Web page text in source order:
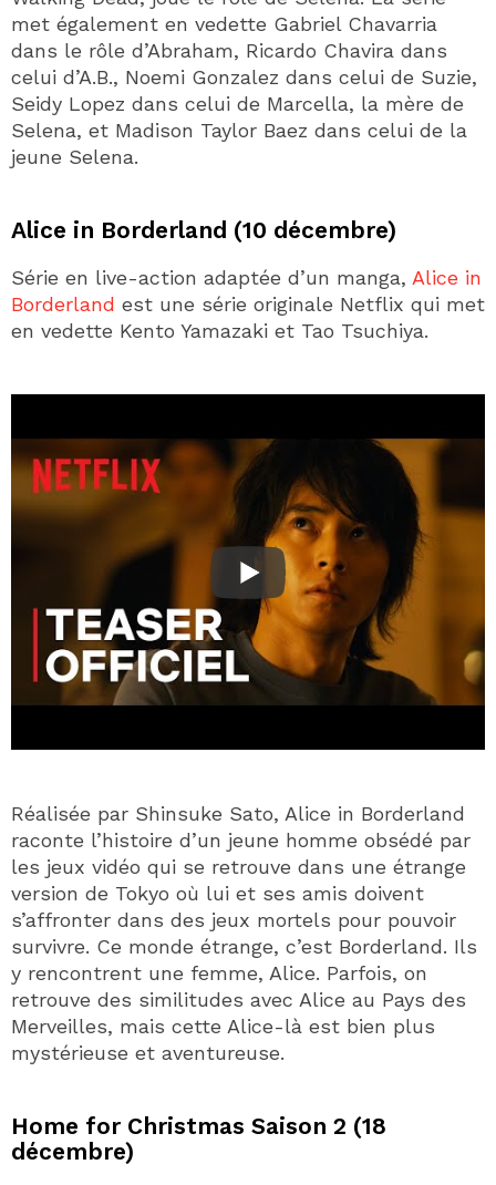
met également en vedette Gabriel Chavarria
dans le rôle d’Abraham, Ricardo Chavira dans
celui d’A.B., Noemi Gonzalez dans celui de Suzie,
Seidy Lopez dans celui de Marcella, la mère de
Selena, et Madison Taylor Baez dans celui de la
jeune Selena.
Alice in Borderland (10 décembre)
Série en live-action adaptée d’un manga, Alice in
Borderland est une série originale Netflix qui met
en vedette Kento Yamazaki et Tao Tsuchiya.
Réalisée par Shinsuke Sato, Alice in Borderland
raconte l’histoire d’un jeune homme obsédé par
les jeux vidéo qui se retrouve dans une étrange
version de Tokyo où lui et ses amis doivent
s’affronter dans des jeux mortels pour pouvoir
survivre. Ce monde étrange, c’est Borderland. Ils
y rencontrent une femme, Alice. Parfois, on
retrouve des similitudes avec Alice au Pays des
Merveilles, mais cette Alice-là est bien plus
mystérieuse et aventureuse.
Home for Christmas Saison 2 (18
décembre)